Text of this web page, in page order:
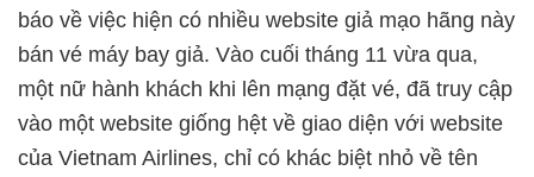
báo về việc hiện có nhiều website giả mạo hãng này
bán vé máy bay giả. Vào cuối tháng 11 vừa qua,
một nữ hành khách khi lên mạng đặt vé, đã truy cập
vào một website giống hệt về giao diện với website
của Vietnam Airlines, chỉ có khác biệt nhỏ về tên